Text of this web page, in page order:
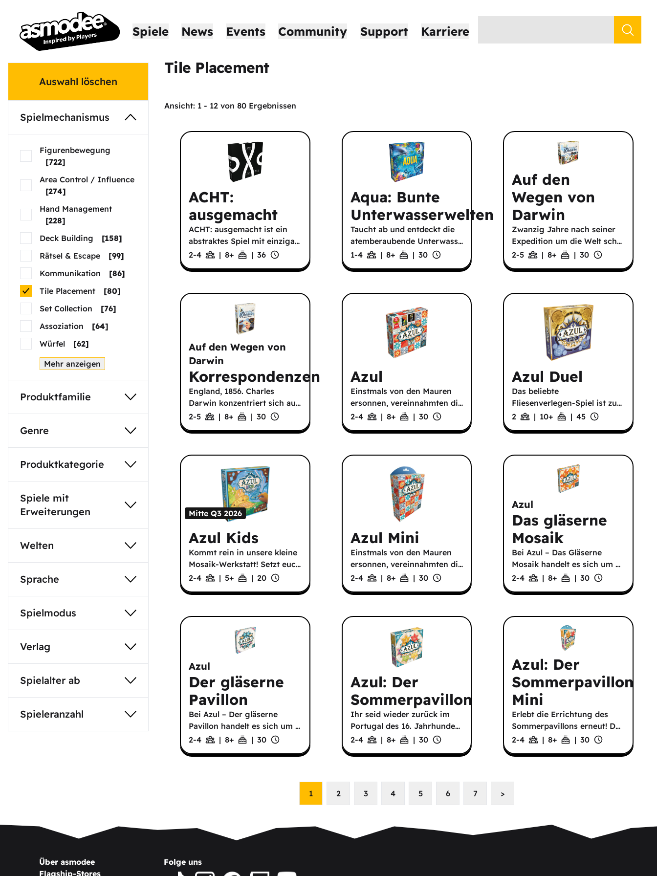
Spiele News Events Community Support Karriere
Auswahl löschen
Spielmechanismus
Figurenbewegung
[722]
Area Control / Influence
[274]
Hand Management
[228]
Deck Building
[158]
Rätsel & Escape
[99]
Kommunikation
[86]
Tile Placement
[80]
Set Collection
[76]
Assoziation
[64]
Würfel
[62]
Mehr anzeigen
Produktfamilie
Genre
Produktkategorie
Spiele mit
Erweiterungen
Welten
Sprache
Spielmodus
Verlag
Spielalter ab
Spieleranzahl
Tile Placement
Ansicht: 1 - 12 von 80 Ergebnissen
ACHT:
ausgemacht
ACHT: ausgemacht ist ein
abstraktes Spiel mit einziga…
2-4
| 8+ | 36
Aqua: Bunte
Unterwasserwelten
Taucht ab und entdeckt die
atemberaubende Unterwass…
1-4
| 8+ | 30
Auf den
Wegen von
Darwin
Zwanzig Jahre nach seiner
Expedition um die Welt sch…
2-5
| 8+ | 30
Auf den Wegen von
Darwin
Korrespondenzen
England, 1856. Charles
Darwin konzentriert sich au…
2-5
| 8+ | 30
Azul
Einstmals von den Mauren
ersonnen, vereinnahmten di…
2-4
| 8+ | 30
Azul Duel
Das beliebte
Fliesenverlegen-Spiel ist zu…
2
| 10+ | 45
Mitte Q3 2026
Azul Kids
Kommt rein in unsere kleine
Mosaik-Werkstatt! Setzt euc…
2-4
| 5+ | 20
Azul Mini
Einstmals von den Mauren
ersonnen, vereinnahmten di…
2-4
| 8+ | 30
Azul
Das gläserne
Mosaik
Bei Azul – Das Gläserne
Mosaik handelt es sich um…
2-4
| 8+ | 30
Azul
Der gläserne
Pavillon
Bei Azul – Der gläserne
Pavillon handelt es sich um …
2-4
| 8+ | 30
Azul: Der
Sommerpavillon
Ihr seid wieder zurück im
Portugal des 16. Jahrhunde…
2-4
| 8+ | 30
Azul: Der
Sommerpavillon
Mini
Erlebt die Errichtung des
Sommerpavillons erneut! D…
2-4
| 8+ | 30
1 2 3 4 5 6 7 >
Über asmodee
Flagship-Stores
Folge uns